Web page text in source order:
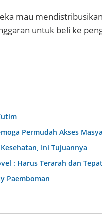
mau
untuk beli ke
Permudah Akses
Ini Tujuannya
: Harus Terarah dan
Paemboman